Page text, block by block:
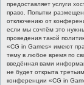
предоставляет услуги
право. Попытки
отключению от
если мы сочтём это
проведения такой
«CG in Games» имеют
тему в любое время по
введённая вами
не будет открыта
конференции «CG in